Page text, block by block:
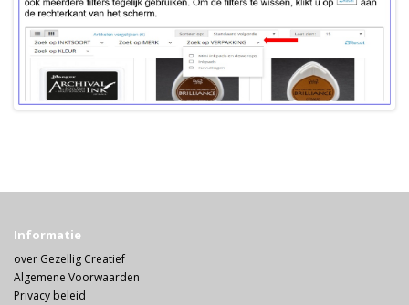
Informatie
over Gezellig Creatief
Algemene Voorwaarden
Privacy beleid